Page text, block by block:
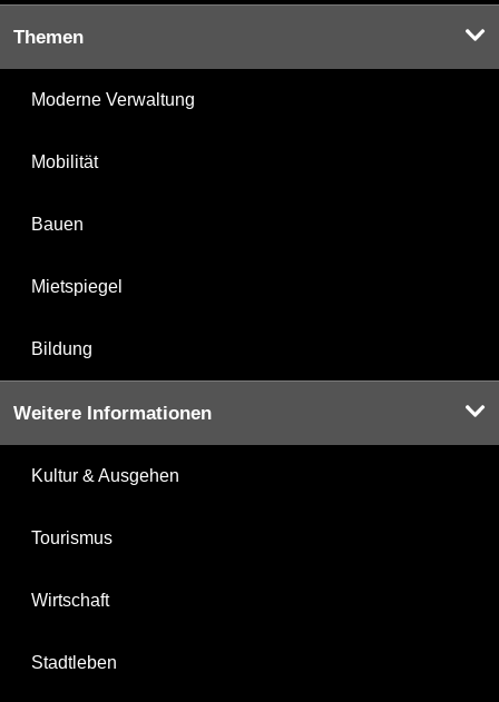
Themen
Moderne Verwaltung
Mobilität
Bauen
Mietspiegel
Bildung
Weitere Informationen
Kultur & Ausgehen
Tourismus
Wirtschaft
Stadtleben